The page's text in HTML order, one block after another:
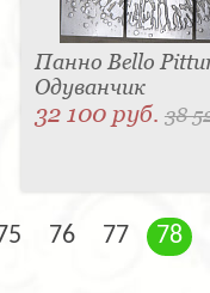
Панно Bello
Одуванчик
32 100 руб. 38
76 77 78